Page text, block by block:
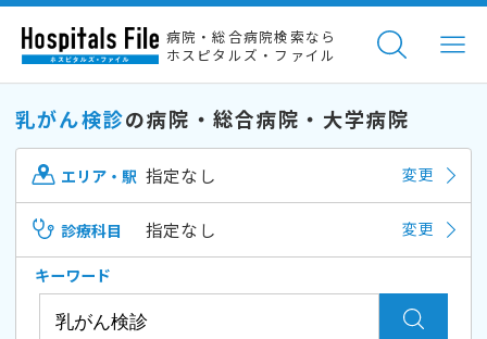
病院・総合病院検索なら
ホスピタルズ・ファイル
乳がん検診の病院・総合病院・大学病院
エリア・駅 指定なし 変更
診療科目 指定なし 変更
キーワード